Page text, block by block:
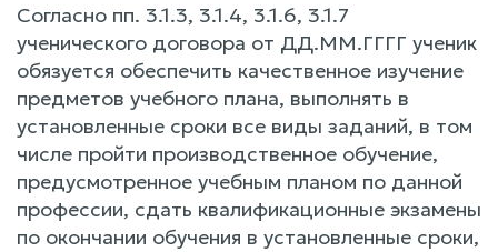
Согласно пп. 3.1.3, 3.1.4, 3.1.6, 3.1.7
ученического договора от ДД.ММ.ГГГГ ученик
обязуется обеспечить качественное изучение
предметов учебного плана, выполнять в
установленные сроки все виды заданий, в том
числе пройти производственное обучение,
предусмотренное учебным планом по данной
профессии, сдать квалификационные экзамены
по окончании обучения в установленные сроки,